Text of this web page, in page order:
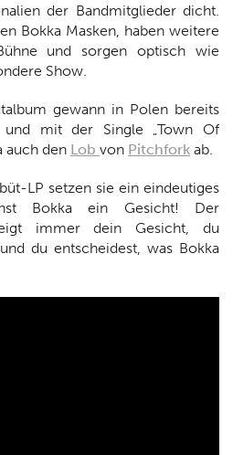
der Bandmitglieder dicht.
Bokka Masken, haben weitere
und sorgen optisch wie
Show.
gewann in Polen bereits
und mit der Single „Town Of
auch den Lob von Pitchfork ab.
LP setzen sie ein eindeutiges
Bokka ein Gesicht! Der
immer dein Gesicht, du
du entscheidest, was Bokka